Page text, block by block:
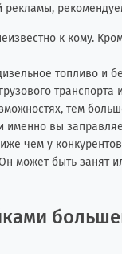
к кому.
топливо и
тем
вы
чем у
быть занят